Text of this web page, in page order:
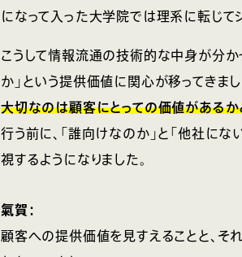
になって入った大学院では理系に転じて
こうして情報流通の技術的な中身が分か
か」という提供価値に関心が移ってきまし
大切なのは顧客にとっての価値があるか
行う前に、「誰向けなのか」と「他社に
視するようになりました。
氣賀：
顧客への提供価値を見すえることと、そ